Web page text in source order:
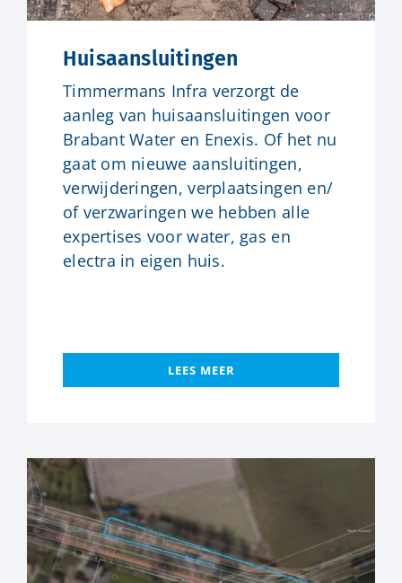
Huisaansluitingen
Timmermans Infra verzorgt de
aanleg van huisaansluitingen voor
Brabant Water en Enexis. Of het nu
gaat om nieuwe aansluitingen,
verwijderingen, verplaatsingen en/
of verzwaringen we hebben alle
expertises voor water, gas en
electra in eigen huis.
LEES MEER